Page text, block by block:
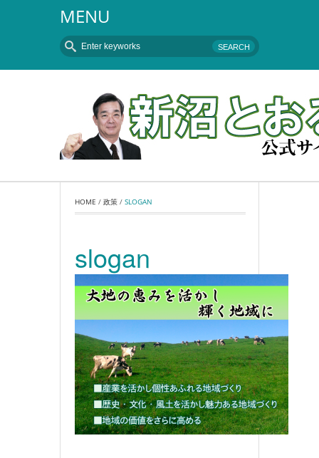
MENU
HOME / 政策 / SLOGAN
slogan